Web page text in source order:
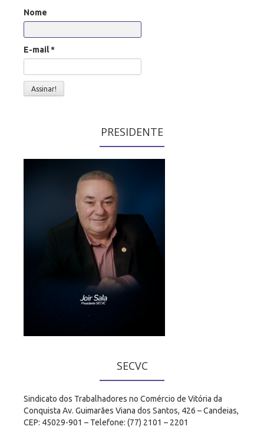
Nome
E-mail*
PRESIDENTE
SECVC
Sindicato dos Trabalhadores no Comércio de Vitória da
Conquista Av. Guimarães Viana dos Santos, 426 – Candeias,
CEP: 45029-901 – Telefone: (77) 2101 – 2201